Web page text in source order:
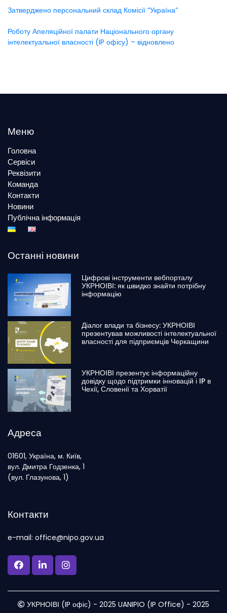
Затверджено персональний склад Комісії “Україна”
Роботу Апеляційної палати Національного органу
інтелектуальної власності (IP офісу) – відновлено
Меню
Головна
Сервіси
Реквізити
Команда
Контакти
Новини
Публічна інформація
Останні новини
Цифрові інструменти вебпорталу
УКРНОІВІ: як швидко знайти потрібну
інформацію
Діалог влади та бізнесу: УКРНОІВІ
презентував можливості інтелектуальної
власності для підприємців Черкащини
УКРНОІВІ презентує інформаційну
довідку щодо підтримки інновацій і IP в
Чехії, Словенії та Хорватії
Адреса
01601, Україна, м. Київ,
вул. Дмитра Годзенка, 1
(вул. Глазунова, 1)
Контакти
e-mail: office@nipo.gov.ua
УКРНОІВІ (IP офіс) - 2025 UANIPIO (IP Office) - 2025